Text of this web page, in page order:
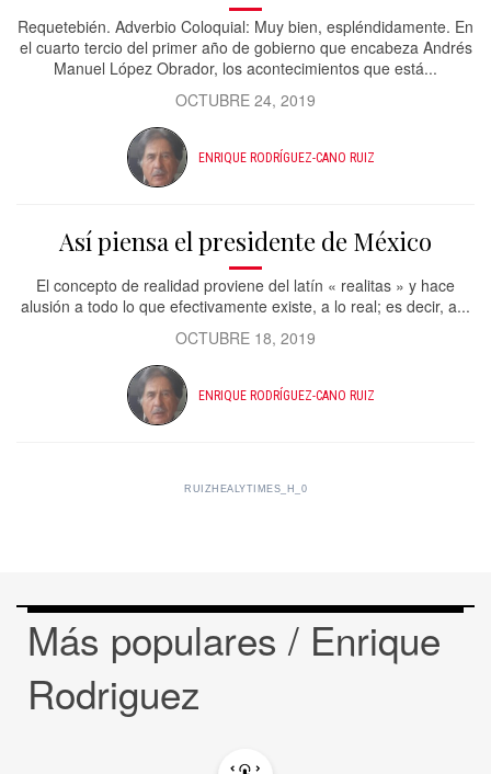
Requetebién. Adverbio Coloquial: Muy bien, espléndidamente. En
el cuarto tercio del primer año de gobierno que encabeza Andrés
Manuel López Obrador, los acontecimientos que está...
OCTUBRE 24, 2019
ENRIQUE RODRÍGUEZ-CANO RUIZ
Así piensa el presidente de México
El concepto de realidad proviene del latín « realitas » y hace
alusión a todo lo que efectivamente existe, a lo real; es decir, a...
OCTUBRE 18, 2019
ENRIQUE RODRÍGUEZ-CANO RUIZ
RUIZHEALYTIMES_H_0
Más populares / Enrique
Rodriguez